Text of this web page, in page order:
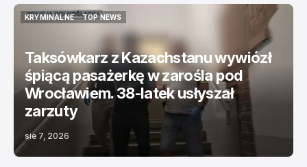
KRYMINALNE
TOP NEWS
Taksówkarz z Kazachstanu wywiózł
śpiącą pasażerkę w zarośla pod
Wrocławiem. 38-latek usłyszał
zarzuty
sie 7, 2026